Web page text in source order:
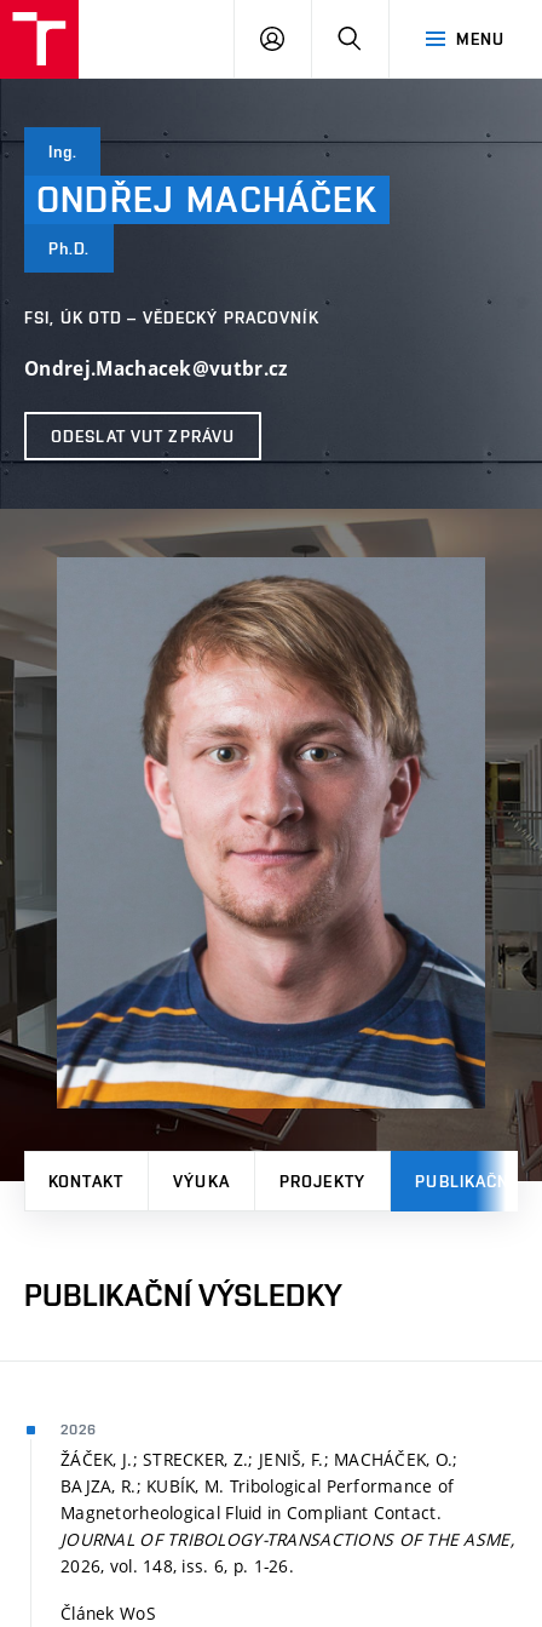
MENU
PŘIHLÁSIT
Ing.
ONDŘEJ MACHÁČEK
Ph.D.
FSI, ÚK OTD – VĚDECKÝ PRACOVNÍK
Ondrej.Machacek@vutbr.cz
ODESLAT VUT ZPRÁVU
KONTAKT VÝUKA PROJEKTY PUBLIKAČNÍ
PUBLIKAČNÍ VÝSLEDKY
2026
ŽÁČEK, J.; STRECKER, Z.; JENIŠ, F.; MACHÁČEK, O.;
BAJZA, R.; KUBÍK, M. Tribological Performance of
Magnetorheological Fluid in Compliant Contact.
JOURNAL OF TRIBOLOGY-TRANSACTIONS OF THE ASME,
2026, vol. 148, iss. 6, p. 1-26.
Článek WoS